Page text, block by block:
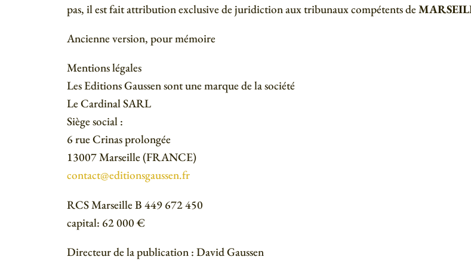
pas, il est fait attribution exclusive de juridiction aux tribunaux compétents de
Ancienne version, pour mémoire
Mentions légales
Les Editions Gaussen sont une marque de la société
Le Cardinal SARL
Siège social :
6 rue Crinas prolongée
13007 Marseille (FRANCE)
contact@editionsgaussen.fr
RCS Marseille B 449 672 450
capital: 62 000 €
Directeur de la publication : David Gaussen